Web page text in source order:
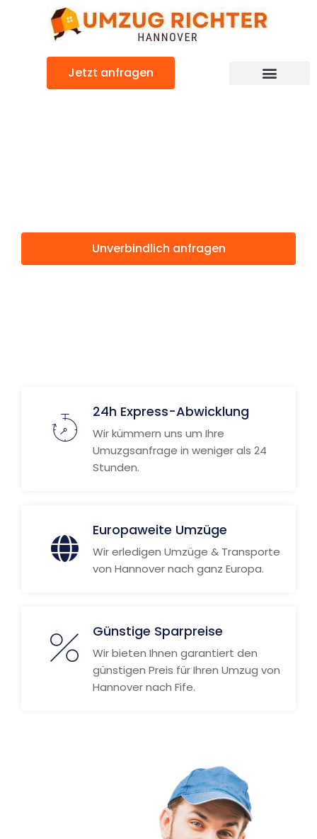
Jetzt anfragen
Unverbindlich anfragen
24h Express-Abwicklung
Wir kümmern uns um Ihre
Umuzgsanfrage in weniger als 24
Stunden.
Europaweite Umzüge
Wir erledigen Umzüge & Transporte
von Hannover nach ganz Europa.
Günstige Sparpreise
Wir bieten Ihnen garantiert den
günstigen Preis für Ihren Umzug von
Hannover nach Fife.